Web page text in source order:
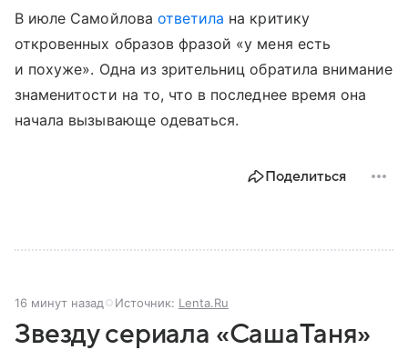
В июле Самойлова ответила на критику
откровенных образов фразой «у меня есть
и похуже». Одна из зрительниц обратила внимание
знаменитости на то, что в последнее время она
начала вызывающе одеваться.
Поделиться
16 минут назад Источник: Lenta.Ru
Звезду сериала «СашаТаня»